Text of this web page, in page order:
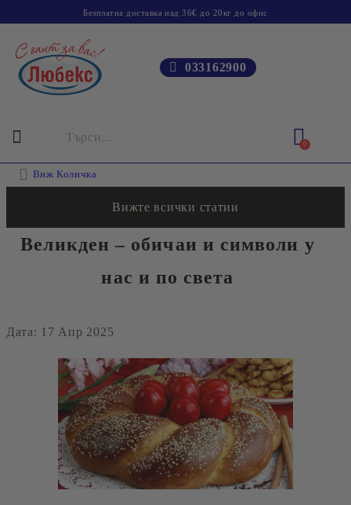
Безплатна доставка над 36€ до 20кг до офис
033162900
0
Виж Количка
Вижте всички статии
Великден – обичаи и символи у
нас и по света
Дата: 17 Апр 2025